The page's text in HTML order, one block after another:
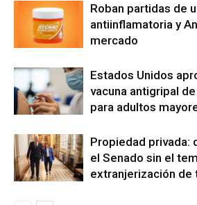
Roban partidas de
antiinflamatoria y
mercado
Estados Unidos
vacuna antigripal
para adultos
Propiedad privada:
el Senado sin el
extranjerización de